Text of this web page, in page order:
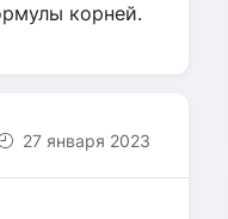
корней.
27 января 2023